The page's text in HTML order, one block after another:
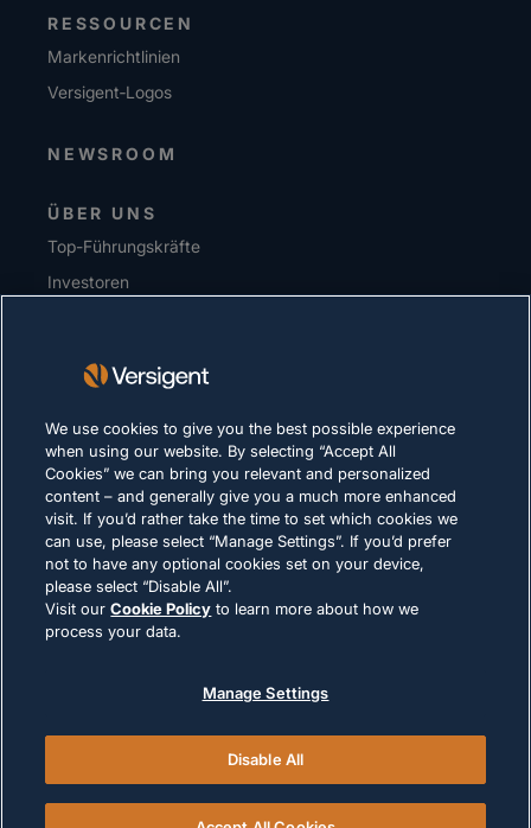
RESSOURCEN
Markenrichtlinien
Versigent‑Logos
NEWSROOM
ÜBER UNS
Top-Führungskräfte
Investoren
DATENSCHUTZERKLÄRUNG
Impressum
Nutzungsbedingungen
Cookie-Richtlinie
RECHTLICHE HINWEISE UND
© 2026 Versigent. All rights reserved
We use cookies to give you the best possible experience
when using our website. By selecting “Accept All
Cookies” we can bring you relevant and personalized
content – and generally give you a much more enhanced
visit. If you’d rather take the time to set which cookies we
can use, please select “Manage Settings”. If you’d prefer
not to have any optional cookies set on your device,
please select “Disable All”.
Visit ourCookie Policy to learn more about how we
process your data.
Manage Settings
Disable All